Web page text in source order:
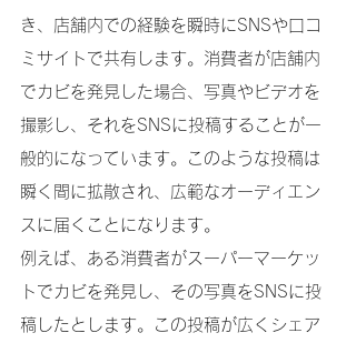
き、店舗内での経験を瞬時にSNSや口コ
ミサイトで共有します。消費者が店舗内
でカビを発見した場合、写真やビデオを
撮影し、それをSNSに投稿することが一
般的になっています。このような投稿は
瞬く間に拡散され、広範なオーディエン
スに届くことになります。
例えば、ある消費者がスーパーマーケッ
トでカビを発見し、その写真をSNSに投
稿したとします。この投稿が広くシェア